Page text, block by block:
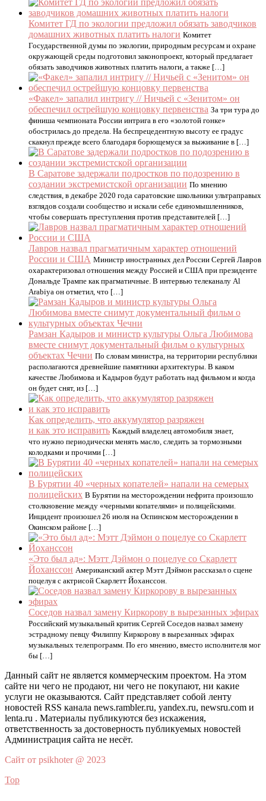
Комитет ГД по экологии предложил обязать заводчиков
домашних животных платить налоги Комитет
Государственной думы по экологии, природным ресурсам и охране
окружающей среды подготовил законопроект, который предлагает
обязать заводчиков животных платить налоги, а также […]
«Факел» запалил интригу // Ничьей с «Зенитом» он
обеспечил острейшую концовку первенства За три тура до
финиша чемпионата России интрига в его «золотой гонке»
обострилась до предела. На беспрецедентную высоту ее градус
скакнул прежде всего благодаря борющемуся за выживание в […]
В Саратове задержали подростков по подозрению в
создании экстремистской организации По мнению
следствия, в декабре 2020 года саратовские школьники ультраправых
взглядов создали сообщество и искали себе единомышленников,
чтобы совершать преступления против представителей […]
Лавров назвал прагматичным характер отношений
России и США Министр иностранных дел России Сергей Лавров
охарактеризовал отношения между Россией и США при президенте
Дональде Трампе как прагматичные. В интервью телеканалу Al
Arabiya он отметил, что […]
Рамзан Кадыров и министр культуры Ольга Любимова
вместе снимут документальный фильм о культурных
объектах Чечни По словам министра, на территории республики
располагаются древнейшие памятники архитектуры. В каком
качестве Любимова и Кадыров будут работать над фильмом и когда
он будет снят, из […]
Как определить, что аккумулятор разряжен
и как это исправить Каждый владелец автомобиля знает,
что нужно периодически менять масло, следить за тормозными
колодками и прочими […]
В Бурятии 40 «черных копателей» напали на семерых
полицейских В Бурятии на месторождении нефрита произошло
столкновение между «черными копателями» и полицейскими.
Инцидент произошел 26 июля на Оспинском месторождении в
Окинском районе […]
«Это был ад»: Мэтт Дэймон о поцелуе со Скарлетт
Йоханссон Американский актер Мэтт Дэймон рассказал о сцене
поцелуя с актрисой Скарлетт Йоханссон.
Соседов назвал замену Киркорову в вырезанных эфирах
Российский музыкальный критик Сергей Соседов назвал замену
эстрадному певцу Филиппу Киркорову в вырезанных эфирах
музыкальных телепрограмм. По его мнению, вместо исполнителя мог
бы […]
Данный сайт не является коммерческим проектом. На этом
сайте ни чего не продают, ни чего не покупают, ни какие
услуги не оказываются. Сайт представляет собой ленту
новостей RSS канала news.rambler.ru, yandex.ru, newsru.com и
lenta.ru . Материалы публикуются без искажения,
ответственность за достоверность публикуемых новостей
Администрация сайта не несёт.
Сайт от psikhoter @ 2023
Top